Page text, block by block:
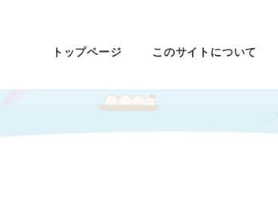
トップページ このサイトについて